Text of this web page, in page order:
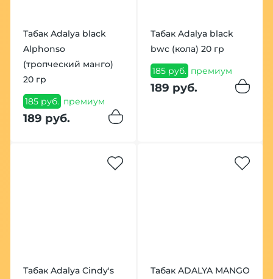
Табак Adalya black
Alphonso
(тропческий манго)
20 гр
185 руб. премиум
189 руб.
Табак Adalya black
bwc (кола) 20 гр
185 руб. премиум
189 руб.
Табак Adalya Cindy's Табак ADALYA MANGO